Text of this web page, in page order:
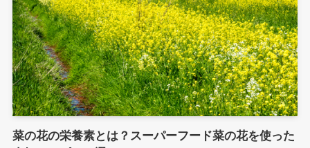
菜の花の栄養素とは？スーパーフード菜の花を使った